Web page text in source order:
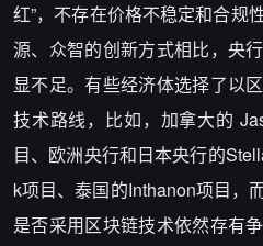
红”，不存在价格不稳定和合规
源、众智的创新方式相比，央
显不足。有些经济体选择了以
技术路线，比如，加拿大的
目、欧洲央行和日本央行的
k项目、泰国的Inthanon项目，
是否采用区块链技术依然存有